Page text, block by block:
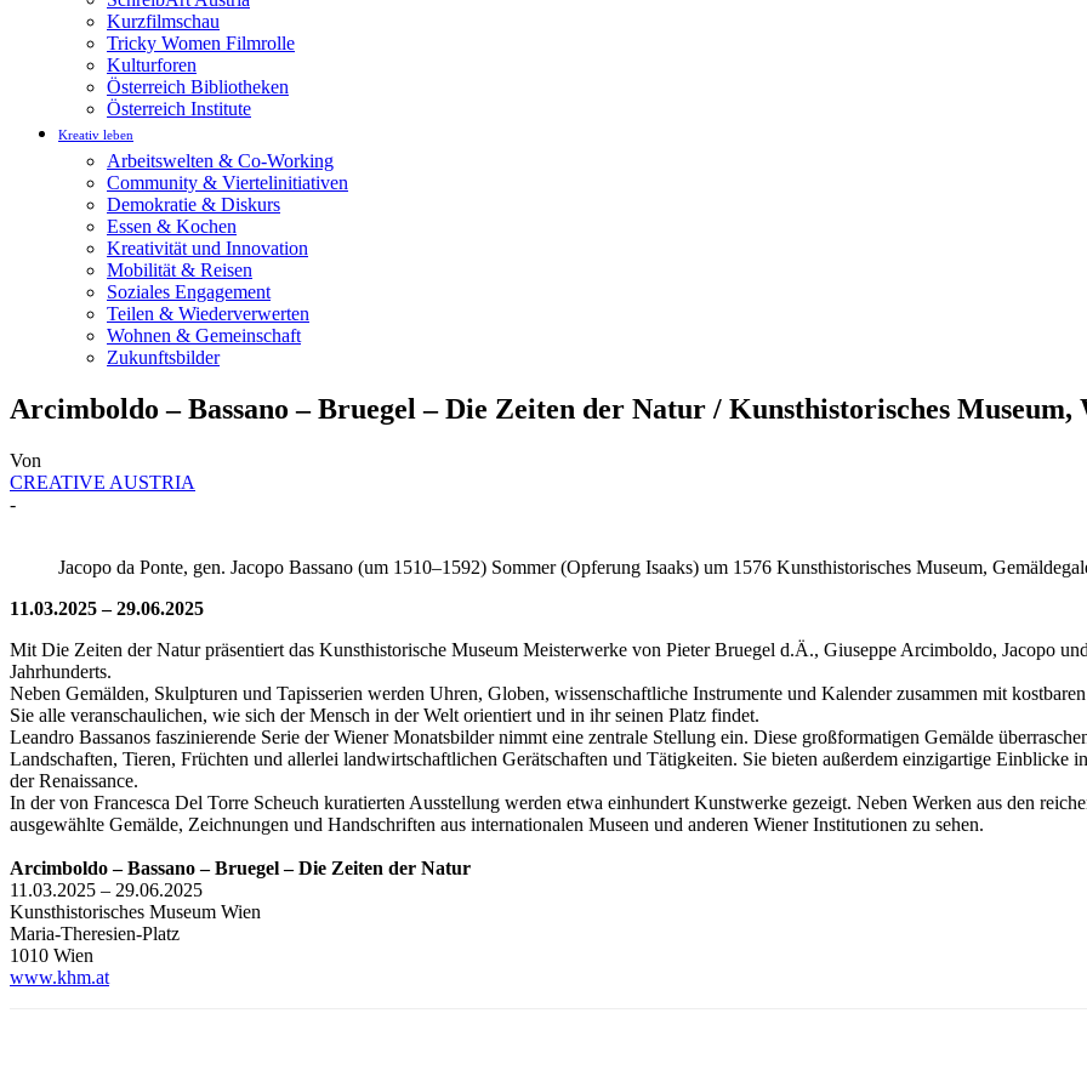
Kurzfilmschau
Tricky Women Filmrolle
Kulturforen
Österreich Bibliotheken
Österreich Institute
Kreativ leben
Arbeitswelten & Co-Working
Community & Viertelinitiativen
Demokratie & Diskurs
Essen & Kochen
Kreativität und Innovation
Mobilität & Reisen
Soziales Engagement
Teilen & Wiederverwerten
Wohnen & Gemeinschaft
Zukunftsbilder
Arcimboldo – Bassano – Bruegel – Die Zeiten der Natur / Kunsthistorisches Museum,
Von
CREATIVE AUSTRIA
-
Jacopo da Ponte, gen. Jacopo Bassano (um 1510–1592) Sommer (Opferung Isaaks) um 1576 Kunsthistorisches Museum,
11.03.2025 – 29.06.2025
Mit Die Zeiten der Natur präsentiert das Kunsthistorische Museum Meisterwerke von Pieter Bruegel d.Ä., Giuseppe Arcimboldo, Jacopo
Jahrhunderts.
Neben Gemälden, Skulpturen und Tapisserien werden Uhren, Globen, wissenschaftliche Instrumente und Kalender zusammen mit
Sie alle veranschaulichen, wie sich der Mensch in der Welt orientiert und in ihr seinen Platz findet.
Leandro Bassanos faszinierende Serie der Wiener Monatsbilder nimmt eine zentrale Stellung ein. Diese großformatigen Gemälde
Landschaften, Tieren, Früchten und allerlei landwirtschaftlichen Gerätschaften und Tätigkeiten. Sie bieten außerdem einzigartige Einblicke
der Renaissance.
In der von Francesca Del Torre Scheuch kuratierten Ausstellung werden etwa einhundert Kunstwerke gezeigt. Neben Werken aus den
ausgewählte Gemälde, Zeichnungen und Handschriften aus internationalen Museen und anderen Wiener Institutionen zu sehen.
Arcimboldo – Bassano – Bruegel – Die Zeiten der Natur
11.03.2025 – 29.06.2025
Kunsthistorisches Museum Wien
Maria-Theresien-Platz
1010 Wien
www.khm.at